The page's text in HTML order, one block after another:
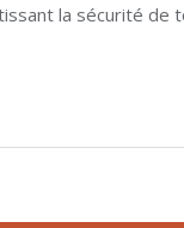
la sécurité de